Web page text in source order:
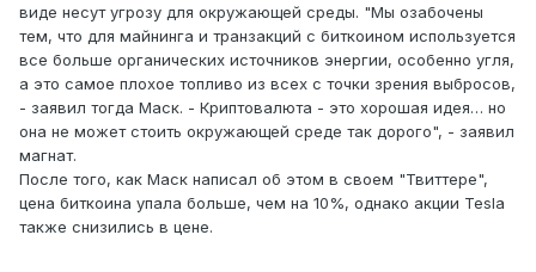
виде несут угрозу для окружающей среды. "Мы озабочены
тем, что для майнинга и транзакций с биткоином используется
все больше органических источников энергии, особенно угля,
а это самое плохое топливо из всех с точки зрения выбросов,
- заявил тогда Маск. - Криптовалюта - это хорошая идея… но
она не может стоить окружающей среде так дорого", - заявил
магнат.
После того, как Маск написал об этом в своем "Твиттере",
цена биткоина упала больше, чем на 10%, однако акции Tesla
также снизились в цене.